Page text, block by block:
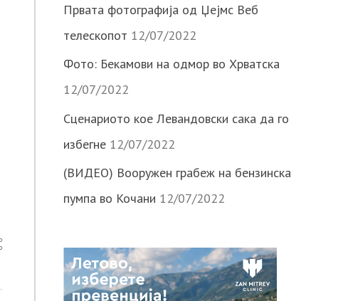
Првата фотографија од Џејмс Веб
телескопот 12/07/2022
Фото: Бекамови на одмор во Хрватска
12/07/2022
Сценариото кое Левандовски сака да го
избегне 12/07/2022
(ВИДЕО) Вооружен грабеж на бензинска
пумпа во Кочани 12/07/2022